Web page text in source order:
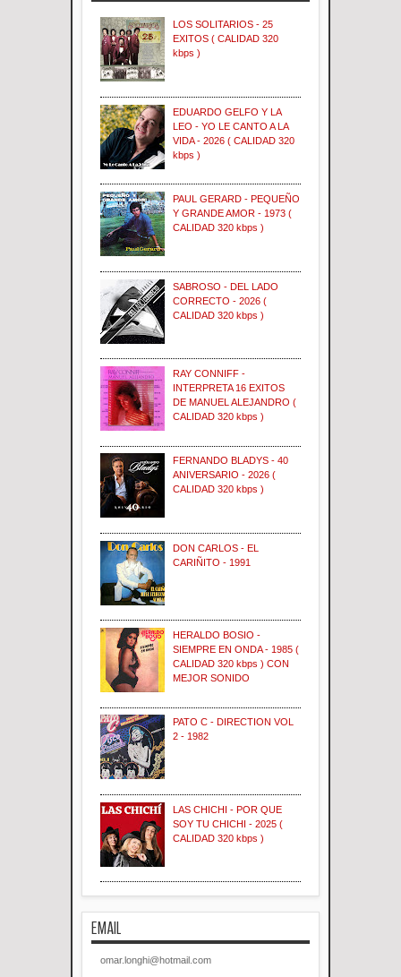
LOS SOLITARIOS - 25
EXITOS ( CALIDAD 320
kbps )
EDUARDO GELFO Y LA
LEO - YO LE CANTO A LA
VIDA - 2026 ( CALIDAD 320
kbps )
PAUL GERARD - PEQUEÑO
Y GRANDE AMOR - 1973 (
CALIDAD 320 kbps )
SABROSO - DEL LADO
CORRECTO - 2026 (
CALIDAD 320 kbps )
RAY CONNIFF -
INTERPRETA 16 EXITOS
DE MANUEL ALEJANDRO (
CALIDAD 320 kbps )
FERNANDO BLADYS - 40
ANIVERSARIO - 2026 (
CALIDAD 320 kbps )
DON CARLOS - EL
CARIÑITO - 1991
HERALDO BOSIO -
SIEMPRE EN ONDA - 1985 (
CALIDAD 320 kbps ) CON
MEJOR SONIDO
PATO C - DIRECTION VOL
2 - 1982
LAS CHICHI - POR QUE
SOY TU CHICHI - 2025 (
CALIDAD 320 kbps )
EMAIL
omar.longhi@hotmail.com